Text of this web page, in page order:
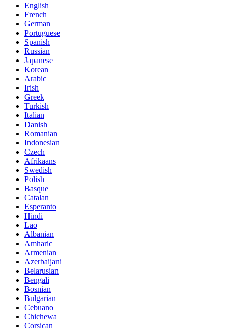
English
French
German
Portuguese
Spanish
Russian
Japanese
Korean
Arabic
Irish
Greek
Turkish
Italian
Danish
Romanian
Indonesian
Czech
Afrikaans
Swedish
Polish
Basque
Catalan
Esperanto
Hindi
Lao
Albanian
Amharic
Armenian
Azerbaijani
Belarusian
Bengali
Bosnian
Bulgarian
Cebuano
Chichewa
Corsican